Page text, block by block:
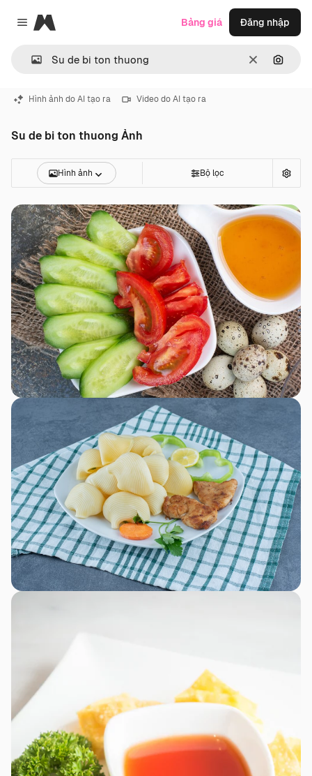
Close menu
Magnific
ThôngTìm
Bảng giá Đăng nhập
Hình ảnh do AI tạo ra Video do AI tạo ra
Su de bi ton thuong Ảnh
Hình ảnh Bộ lọc